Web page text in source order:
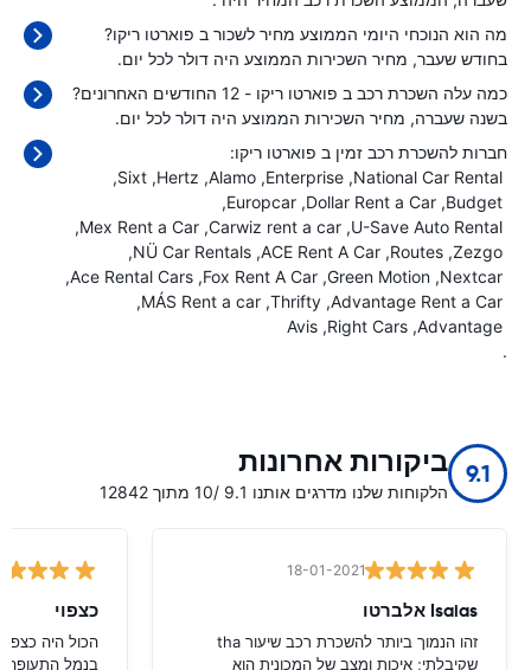
מה הוא הנוכחי היומי הממוצע מחיר לשכור ב פוארטו ריקו?
בחודש שעבר, מחיר השכירות הממוצע היה דולר לכל יום.
כמה עלה השכרת רכב ב פוארטו ריקו - 12 החודשים האחרונים?
בשנה שעברה, מחיר השכירות הממוצע היה דולר לכל יום.
חברות להשכרת רכב זמין ב פוארטו ריקו:
National Car Rental
Enterprise
Alamo
Hertz
Sixt
Budget
Dollar Rent a Car
Europcar
U-Save Auto Rental
Carwiz rent a car
Mex Rent a Car
Zezgo
Routes
ACE Rent A Car
NÜ Car Rentals
Nextcar
Green Motion
Fox Rent A Car
Ace Rental Cars
Advantage Rent a Car
Thrifty
MÁS Rent a car
Advantage
Right Cars
Avis
.
9.1 ביקורות אחרונות
הלקוחות שלנו מדרגים אותנו 9.1 /10 מתוך 12842
18-01-2021
Isaias אלברטו
זהו הנמוך ביותר להשכרת רכב שיעור tha
שקיבלתי; איכות ומצב של המכונית הוא
כצפוי
הכול היה
בנמל התעופה